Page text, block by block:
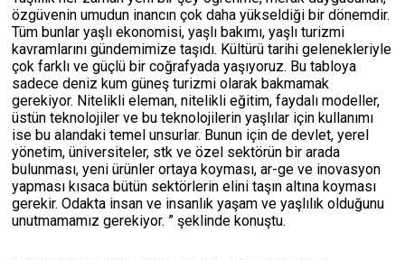
özgüvenin umudun inancın çok daha yükseldiği bir dönemdir.
Tüm bunlar yaşlı ekonomisi, yaşlı bakımı, yaşlı turizmi
kavramlarını gündemimize taşıdı. Kültürü tarihi gelenekleriyle
çok farklı ve güçlü bir coğrafyada yaşıyoruz. Bu tabloya
sadece deniz kum güneş turizmi olarak bakmamak
gerekiyor. Nitelikli eleman, nitelikli eğitim, faydalı modeller,
üstün teknolojiler ve bu teknolojilerin yaşlılar için kullanımı
ise bu alandaki temel unsurlar. Bunun için de devlet, yerel
yönetim, üniversiteler, stk ve özel sektörün bir arada
bulunması, yeni ürünler ortaya koyması, ar-ge ve inovasyon
yapması kısaca bütün sektörlerin elini taşın altına koyması
gerekir. Odakta insan ve insanlık yaşam ve yaşlılık olduğunu
unutmamamız gerekiyor. ” şeklinde konuştu.